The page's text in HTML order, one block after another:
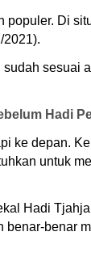
Di
2021).
sesuai
Hadi
ke depan.
untuk
Hadi
benar